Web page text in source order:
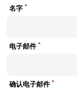
名字 *
电子邮件 *
确认电子邮件 *